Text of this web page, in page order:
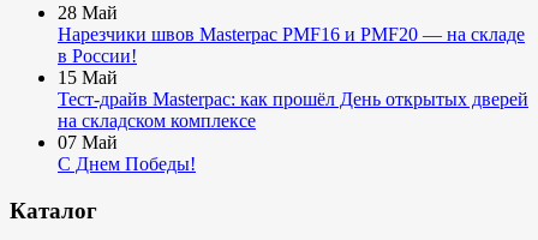
28 Май
Нарезчики швов Masterpac PMF16 и PMF20 — на складе
в России!
15 Май
Тест-драйв Masterpac: как прошёл День открытых дверей
на складском комплексе
07 Май
С Днем Победы!
Каталог